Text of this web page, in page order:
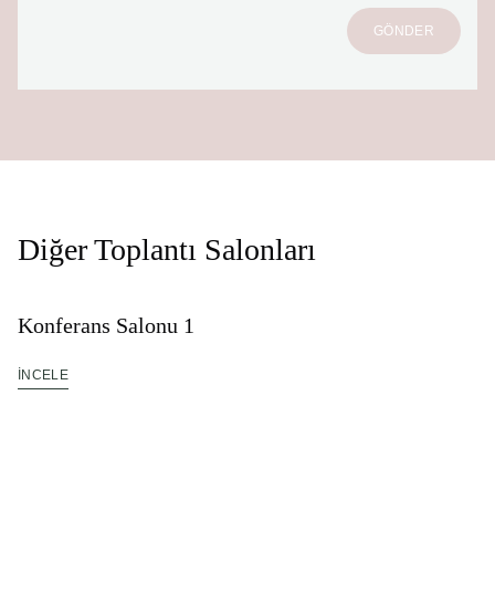
GÖNDER
Diğer Toplantı Salonları
Konferans Salonu 1
İNCELE